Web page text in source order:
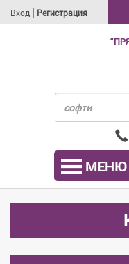
Вход | Регистрация
МЕНЮ